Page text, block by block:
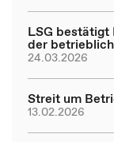
LSG
der
24.03.2026
Streit um
13.02.2026